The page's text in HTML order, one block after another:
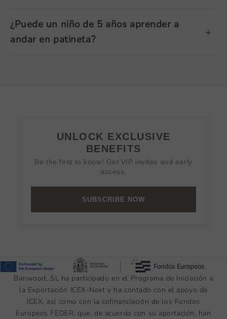
¿Puede un niño de 5 años aprender a
andar en patineta?
UNLOCK EXCLUSIVE
BENEFITS
Be the first to know! Get VIP invites and early
access.
SUBSCRIBE NOW
Banwood, SL ha participado en el Programa de Iniciación a
la Exportación ICEX-Next y ha contado con el apoyo de
ICEX, así como con la cofinanciación de los Fondos
Europeos FEDER, que, de acuerdo con su aportación, han